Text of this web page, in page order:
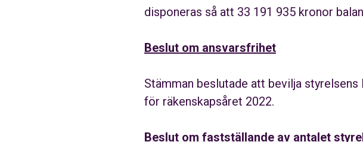
disponeras så att 33 191 935 kronor
Beslut om ansvarsfrihet
Stämman beslutade att bevilja
för räkenskapsåret 2022.
Beslut om fastställande av antalet